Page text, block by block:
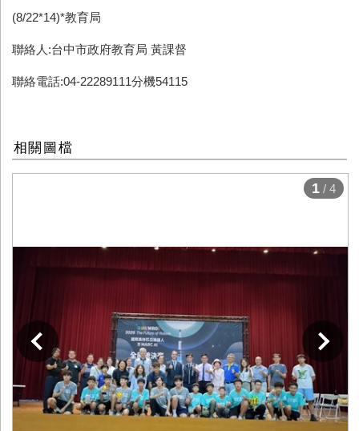
(8/22*14)*教育局
聯絡人:台中市政府教育局 黃課督
聯絡電話:04-22289111分機54115
相關圖檔
1 / 4